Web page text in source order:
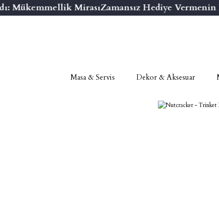
MirasıZamansız Hediye Vermenin
Masa & Servis Dekor & Aksesuar